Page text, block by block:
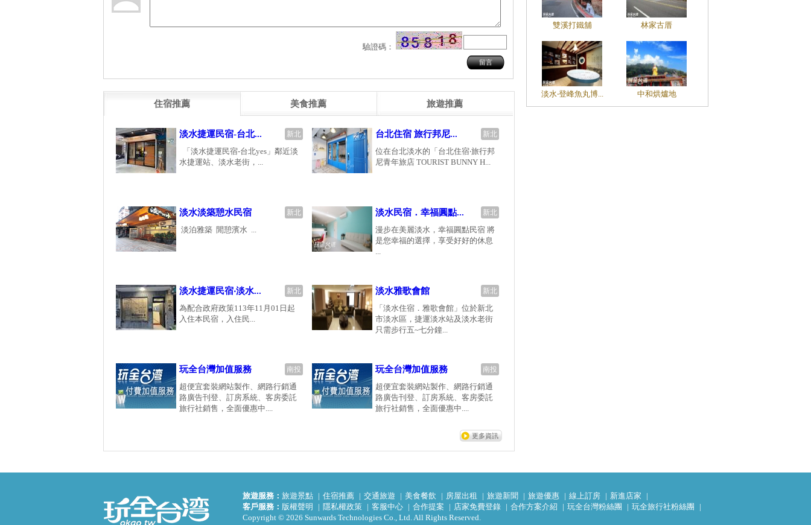
雙溪打鐵舖 林家古厝
淡水‧登峰魚丸博... 中和烘爐地
驗證碼：
住宿推薦 美食推薦 旅遊推薦
新北
淡水捷運民宿-台北...
「淡水捷運民宿-台北yes」鄰近淡
水捷運站、淡水老街，...
新北
台北住宿 旅行邦尼...
位在台北淡水的「台北住宿‧旅行邦
尼青年旅店 TOURIST BUNNY H...
新北
淡水淡築憩水民宿
淡泊雅築 閒憩濱水 ...
新北
淡水民宿．幸福圓點...
漫步在美麗淡水，幸福圓點民宿 將
是您幸福的選擇，享受好好的休息
...
新北
淡水捷運民宿‧淡水...
為配合政府政策113年11月01日起
入住本民宿，入住民...
新北
淡水雅歌會館
「淡水住宿．雅歌會館」位於新北
市淡水區，捷運淡水站及淡水老街
只需步行五~七分鐘...
南投
玩全台灣加值服務
超便宜套裝網站製作、網路行銷通
路廣告刊登、訂房系統、客房委託
旅行社銷售，全面優惠中....
南投
玩全台灣加值服務
超便宜套裝網站製作、網路行銷通
路廣告刊登、訂房系統、客房委託
旅行社銷售，全面優惠中....
更多資訊
旅遊服務： 旅遊景點 住宿推薦 交通旅遊 美食餐飲 房屋出租 旅遊新聞 旅遊優惠 線上訂房
新進店家
客戶服務： 版權聲明 隱私權政策 客服中心 合作提案 店家免費登錄 合作方案介紹 玩全台灣粉絲團
玩全旅行社粉絲團
Copyright © 2026 Sunwards Technologies Co., Ltd. All Rights Reserved.